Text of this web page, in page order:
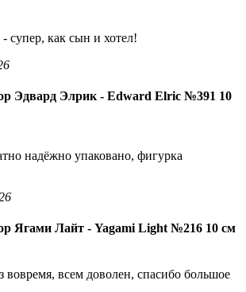
супер, как сын и хотел!
Эдвард Элрик - Edward Elric №391 10
надёжно упаковано, фигурка
Ягами Лайт - Yagami Light №216 10 см
вовремя, всем доволен, спасибо большое